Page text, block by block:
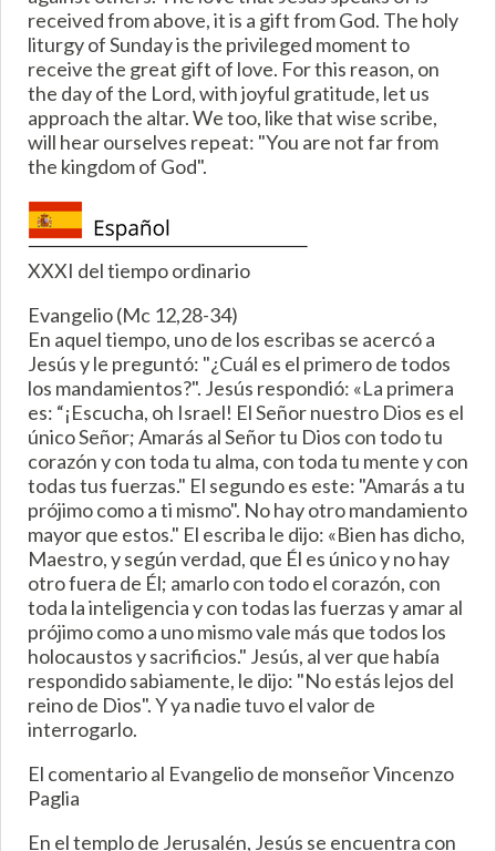
received from above, it is a gift from God. The holy
liturgy of Sunday is the privileged moment to
receive the great gift of love. For this reason, on
the day of the Lord, with joyful gratitude, let us
approach the altar. We too, like that wise scribe,
will hear ourselves repeat: "You are not far from
the kingdom of God".
XXXI del tiempo ordinario
Evangelio (Mc 12,28-34)
En aquel tiempo, uno de los escribas se acercó a
Jesús y le preguntó: "¿Cuál es el primero de todos
los mandamientos?". Jesús respondió: «La primera
es: “¡Escucha, oh Israel! El Señor nuestro Dios es el
único Señor; Amarás al Señor tu Dios con todo tu
corazón y con toda tu alma, con toda tu mente y con
todas tus fuerzas." El segundo es este: "Amarás a tu
prójimo como a ti mismo". No hay otro mandamiento
mayor que estos." El escriba le dijo: «Bien has dicho,
Maestro, y según verdad, que Él es único y no hay
otro fuera de Él; amarlo con todo el corazón, con
toda la inteligencia y con todas las fuerzas y amar al
prójimo como a uno mismo vale más que todos los
holocaustos y sacrificios." Jesús, al ver que había
respondido sabiamente, le dijo: "No estás lejos del
reino de Dios". Y ya nadie tuvo el valor de
interrogarlo.
El comentario al Evangelio de monseñor Vincenzo
Paglia
En el templo de Jerusalén, Jesús se encuentra con